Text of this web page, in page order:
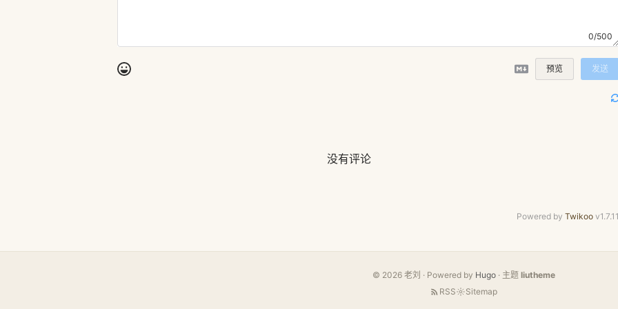
0/500
预览 发送
没有评论
Powered by Twikoo
© 2026 老刘 · Powered by Hugo· 主题 liutheme
RSS
Sitemap